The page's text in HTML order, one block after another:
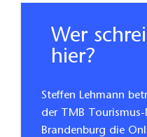
Wer schreibt
hier?
Steffen Lehmann
der TMB
Brandenburg die